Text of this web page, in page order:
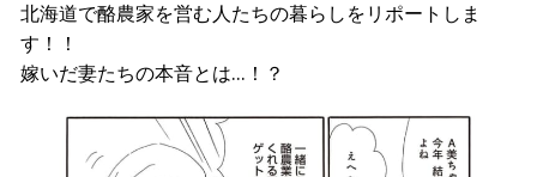
北海道で酪農家を営む人たちの暮らしをリポートしま
す！！
嫁いだ妻たちの本音とは…！？